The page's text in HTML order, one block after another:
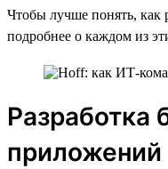
Чтобы лучше понять, как
подробнее о каждом из
Разработка
приложений